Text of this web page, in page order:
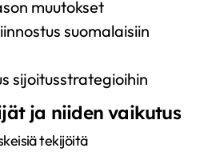
muutokset
suomalaisiin
sijoitusstrategioihin
ja niiden vaikutus
tekijöitä